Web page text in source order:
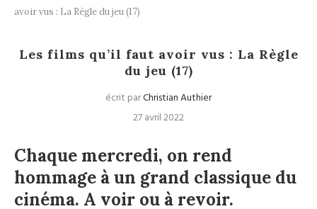
avoir vus : La Règle du jeu (17)
Les films qu’il faut avoir vus : La Règle
du jeu (17)
écrit parChristian Authier
27 avril 2022
Chaque mercredi, on rend
hommage à un grand classique du
cinéma. A voir ou à revoir.